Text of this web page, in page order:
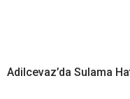
Adilcevaz’da Sulama